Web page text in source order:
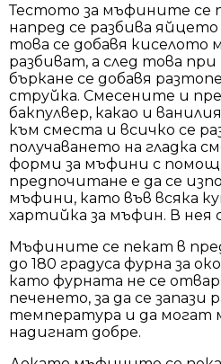
Тестото за мъфините се
напред се разбива яйцето
това се добавя киселото
разбиват, а след това
бъркане се добавя
струйка. Смесените и
бакпулвер, какао и
към сместа и всичко се
получаването на гладка
форми за мъфини с
предпочитане е да се
мъфини, като във всяка
хартийка за мъфин. В нея
Мъфините се пекат в
до 180 градуса фурна за
като фурната не се
печенето, за да се запази
температура и да могат
надигнат добре.